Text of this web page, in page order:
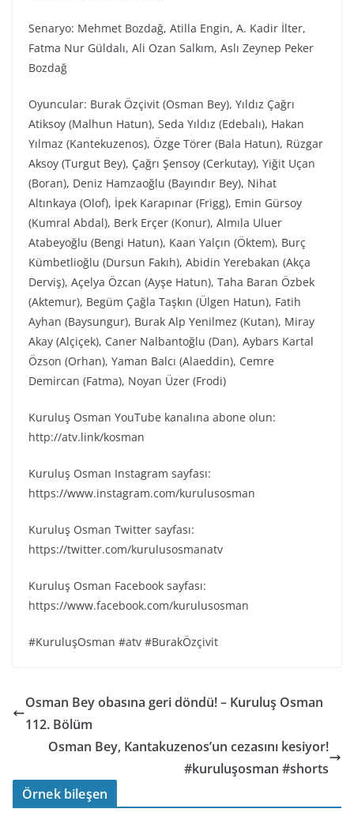
Senaryo: Mehmet Bozdağ, Atilla Engin, A. Kadir İlter,
Fatma Nur Güldalı, Ali Ozan Salkım, Aslı Zeynep Peker
Bozdağ
Oyuncular: Burak Özçivit (Osman Bey), Yıldız Çağrı
Atiksoy (Malhun Hatun), Seda Yıldız (Edebalı), Hakan
Yılmaz (Kantekuzenos), Özge Törer (Bala Hatun), Rüzgar
Aksoy (Turgut Bey), Çağrı Şensoy (Cerkutay), Yiğit Uçan
(Boran), Deniz Hamzaoğlu (Bayındır Bey), Nihat
Altınkaya (Olof), İpek Karapınar (Frigg), Emin Gürsoy
(Kumral Abdal), Berk Erçer (Konur), Almıla Uluer
Atabeyoğlu (Bengi Hatun), Kaan Yalçın (Öktem), Burç
Kümbetlioğlu (Dursun Fakıh), Abidin Yerebakan (Akça
Derviş), Açelya Özcan (Ayşe Hatun), Taha Baran Özbek
(Aktemur), Begüm Çağla Taşkın (Ülgen Hatun), Fatih
Ayhan (Baysungur), Burak Alp Yenilmez (Kutan), Miray
Akay (Alçiçek), Caner Nalbantoğlu (Dan), Aybars Kartal
Özson (Orhan), Yaman Balcı (Alaeddin), Cemre
Demircan (Fatma), Noyan Üzer (Frodi)
Kuruluş Osman YouTube kanalına abone olun:
http://atv.link/kosman
Kuruluş Osman Instagram sayfası:
https://www.instagram.com/kurulusosman
Kuruluş Osman Twitter sayfası:
https://twitter.com/kurulusosmanatv
Kuruluş Osman Facebook sayfası:
https://www.facebook.com/kurulusosman
#KuruluşOsman #atv #BurakÖzçivit
Osman Bey obasına geri döndü! – Kuruluş Osman
112. Bölüm
Osman Bey, Kantakuzenos’un cezasını kesiyor!
#kuruluşosman #shorts
Örnek bileşen